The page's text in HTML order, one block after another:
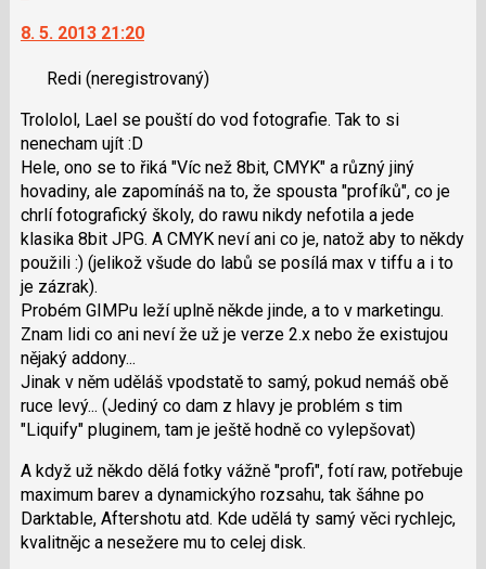
další
názor.
navigaci
lze
použít
i
klávesy
N
pro
následující
a
P
pro
předchozí
nový
názor
8. 5. 2013 21:20
Redi (neregistrovaný)
Trololol, Lael se pouští do vod fotografie. Tak to si
nenecham ujít :D
Hele, ono se to řiká "Víc než 8bit, CMYK" a různý jiný
hovadiny, ale zapomínáš na to, že spousta "profíků", co je
chrlí fotografický školy, do rawu nikdy nefotila a jede
klasika 8bit JPG. A CMYK neví ani co je, natož aby to někdy
použili :) (jelikož všude do labů se posílá max v tiffu a i to
je zázrak).
Probém GIMPu leží uplně někde jinde, a to v marketingu.
Znam lidi co ani neví že už je verze 2.x nebo že existujou
nějaký addony...
Jinak v něm uděláš vpodstatě to samý, pokud nemáš obě
ruce levý... (Jediný co dam z hlavy je problém s tim
"Liquify" pluginem, tam je ještě hodně co vylepšovat)
A když už někdo dělá fotky vážně "profi", fotí raw, potřebuje
maximum barev a dynamickýho rozsahu, tak šáhne po
Darktable, Aftershotu atd. Kde udělá ty samý věci rychlejc,
kvalitnějc a nesežere mu to celej disk.